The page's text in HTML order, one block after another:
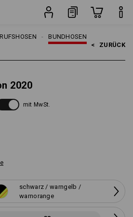
BUNDHOSEN
< ZURÜCK
2020
mit MwSt.
schwarz / warngelb /
warnorange